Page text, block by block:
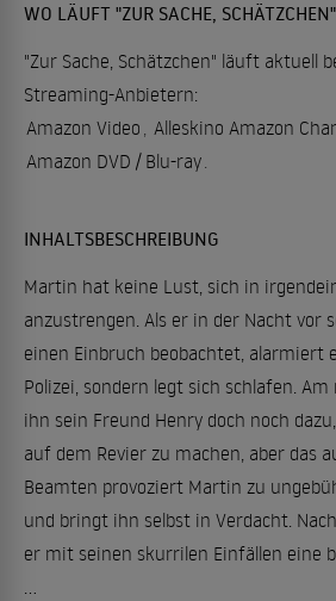
WO LÄUFT "ZUR SACHE,
"Zur Sache, Schätzchen" läuft aktuell
Streaming-Anbietern:
Amazon Video , Alleskino Amazon
Amazon DVD / Blu-ray.
INHALTSBESCHREIBUNG
Martin hat keine Lust, sich in
anzustrengen. Als er in der Nacht vor
einen Einbruch beobachtet, alarmiert
Polizei, sondern legt sich schlafen.
ihn sein Freund Henry doch noch
auf dem Revier zu machen, aber das
Beamten provoziert Martin zu
und bringt ihn selbst in Verdacht.
er mit seinen skurrilen Einfällen eine
...